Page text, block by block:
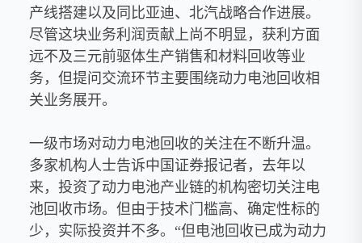
产线搭建以及同比亚迪、北汽战略合作进展。
尽管这块业务利润贡献上尚不明显，获利方面
远不及三元前驱体生产销售和材料回收等业
务，但提问交流环节主要围绕动力电池回收相
关业务展开。
一级市场对动力电池回收的关注在不断升温。
多家机构人士告诉中国证券报记者，去年以
来，投资了动力电池产业链的机构密切关注电
池回收市场。但由于技术门槛高、确定性标的
少，实际投资并不多。“但电池回收已成为动力